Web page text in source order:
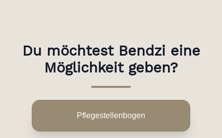
Du möchtest Bendzi eine
Möglichkeit geben?
Pflegestellenbogen